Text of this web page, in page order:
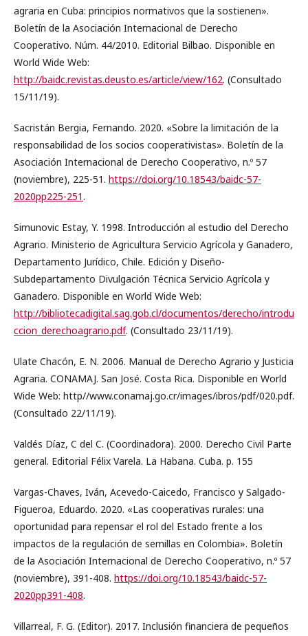
agraria en Cuba: principios normativos que la sostienen».
Boletín de la Asociación Internacional de Derecho
Cooperativo. Núm. 44/2010. Editorial Bilbao. Disponible en
World Wide Web:
http://baidc.revistas.deusto.es/article/view/162. (Consultado
15/11/19).
Sacristán Bergia, Fernando. 2020. «Sobre la limitación de la
responsabilidad de los socios cooperativistas». Boletín de la
Asociación Internacional de Derecho Cooperativo, n.º 57
(noviembre), 225-51. https://doi.org/10.18543/baidc-57-
2020pp225-251.
Simunovic Estay, Y. 1998. Introducción al estudio del Derecho
Agrario. Ministerio de Agricultura Servicio Agrícola y Ganadero,
Departamento Jurídico, Chile. Edición y Diseño-
Subdepartamento Divulgación Técnica Servicio Agrícola y
Ganadero. Disponible en World Wide Web:
http://bibliotecadigital.sag.gob.cl/documentos/derecho/introdu
ccion_derechoagrario.pdf. (Consultado 23/11/19).
Ulate Chacón, E. N. 2006. Manual de Derecho Agrario y Justicia
Agraria. CONAMAJ. San José. Costa Rica. Disponible en World
Wide Web: http//www.conamaj.go.cr/images/ibros/pdf/020.pdf.
(Consultado 22/11/19).
Valdés Díaz, C del C. (Coordinadora). 2000. Derecho Civil Parte
general. Editorial Félix Varela. La Habana. Cuba. p. 155
Vargas-Chaves, Iván, Acevedo-Caicedo, Francisco y Salgado-
Figueroa, Eduardo. 2020. «Las cooperativas rurales: una
oportunidad para repensar el rol del Estado frente a los
impactos de la regulación de semillas en Colombia». Boletín
de la Asociación Internacional de Derecho Cooperativo, n.º 57
(noviembre), 391-408. https://doi.org/10.18543/baidc-57-
2020pp391-408.
Villarreal, F. G. (Editor). 2017. Inclusión financiera de pequeños